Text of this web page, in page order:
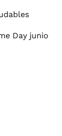
Day junio